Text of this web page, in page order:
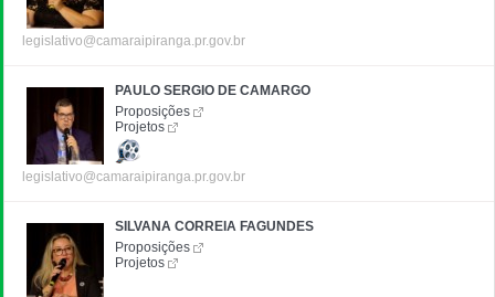
legislativo@camaraipiranga.pr.gov.br
PAULO SERGIO DE CAMARGO
Proposições
Projetos
legislativo@camaraipiranga.pr.gov.br
SILVANA CORREIA FAGUNDES
Proposições
Projetos